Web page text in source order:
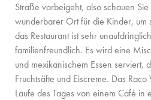
Straße vorbeigeht, also schauen
wunderbarer Ort für die Kinder,
das Restaurant ist sehr
familienfreundlich. Es wird eine
und mexikanischem Essen serviert,
Fruchtsäfte und Eiscreme. Das
Laufe des Tages von einem Café in